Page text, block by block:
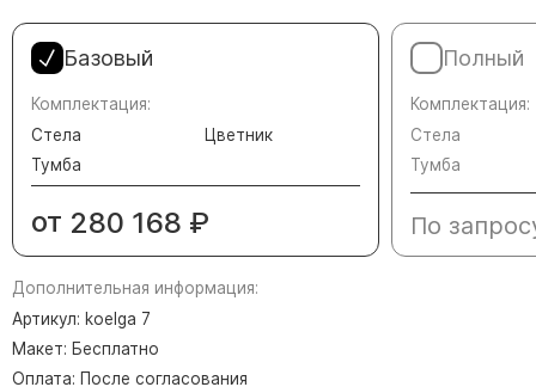
Памятники комбинированные
Памятники из цветного гранита
Памятники красно-черные
Памятники серые
Памятники из Дымовского гранита
Базовый
Комплектация:
Стела
Тумба
Цветник
от 280 168 ₽
Полный
Комплектация:
Стела
Тумба
По
Дополнительная информация:
Артикул: koelga 7
Макет: Бесплатно
Оплата: После согласования